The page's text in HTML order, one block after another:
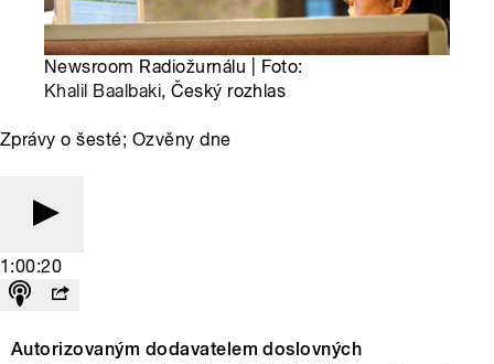
Newsroom Radiožurnálu | Foto:
Khalil Baalbaki, Český rozhlas
Zprávy o šesté; Ozvěny dne
1:00:20
Autorizovaným dodavatelem doslovných